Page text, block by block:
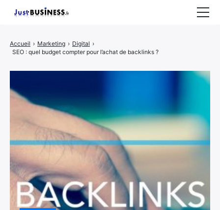
Accueil › Marketing › Digital ›
SEO : quel budget compter pour l’achat de backlinks ?
Entrepreneuriat
Immobilier
CONTACT